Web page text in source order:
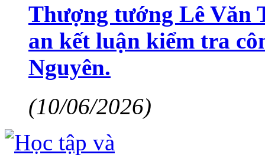
Thượng tướng Lê Văn
an kết luận kiểm tra
Nguyên.
(10/06/2026)